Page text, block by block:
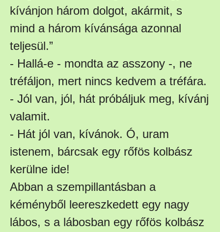
kívánjon három dolgot, akármit, s
mind a három kívánsága azonnal
teljesül.”
- Hallá-e - mondta az asszony -, ne
tréfáljon, mert nincs kedvem a tréfára.
- Jól van, jól, hát próbáljuk meg, kívánj
valamit.
- Hát jól van, kívánok. Ó, uram
istenem, bárcsak egy rőfös kolbász
kerülne ide!
Abban a szempillantásban a
kéményből leereszkedett egy nagy
lábos, s a lábosban egy rőfös kolbász